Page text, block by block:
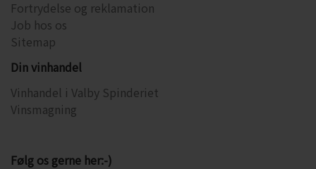
Fortrydelse og reklamation
Job hos os
Sitemap
Din vinhandel
Vinhandel i Valby Spinderiet
Vinsmagning
Følg os gerne her:-)